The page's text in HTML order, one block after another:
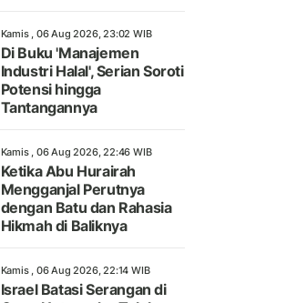
Kamis , 06 Aug 2026, 23:02 WIB
Di Buku 'Manajemen
Industri Halal', Serian Soroti
Potensi hingga
Tantangannya
Kamis , 06 Aug 2026, 22:46 WIB
Ketika Abu Hurairah
Mengganjal Perutnya
dengan Batu dan Rahasia
Hikmah di Baliknya
Kamis , 06 Aug 2026, 22:14 WIB
Israel Batasi Serangan di